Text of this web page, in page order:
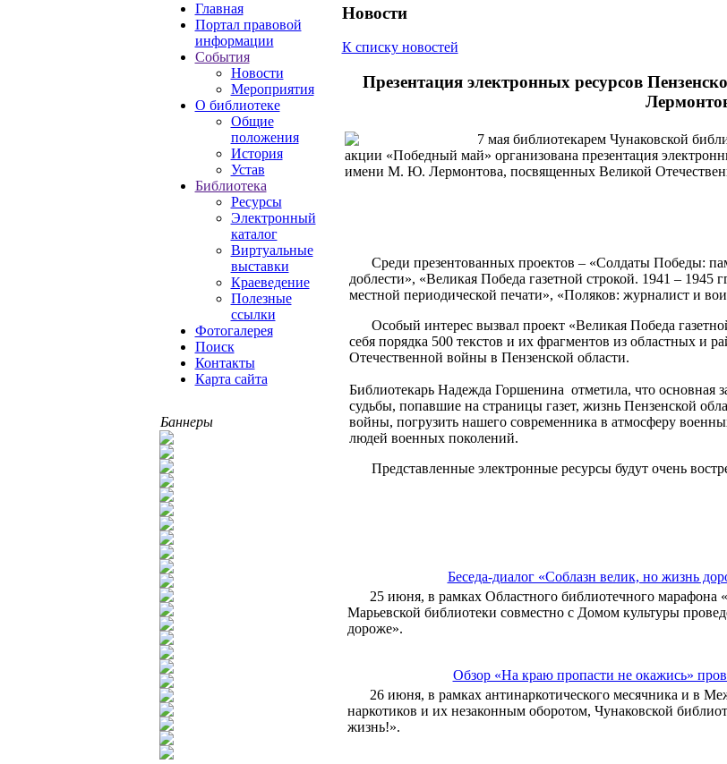
Главная
Портал правовой
информации
События
Новости
Мероприятия
О библиотеке
Общие
положения
История
Устав
Библиотека
Ресурсы
Электронный
каталог
Виртуальные
выставки
Краеведение
Полезные
ссылки
Фотогалерея
Поиск
Контакты
Карта сайта
Баннеры
Новости
К списку новостей
Презентация электронных ресурсов
7 мая библиотекарем Чунаковской
акции «Победный май» организована презентация
имени М. Ю. Лермонтова, посвященных Великой
Среди презентованных проектов – «Солдаты Победы:
доблести», «Великая Победа газетной строкой. 1941 –
местной периодической печати», «Поляков: журналист и
Особый интерес вызвал проект «Великая Победа
себя порядка 500 текстов и их фрагментов из областных и
Отечественной войны в Пензенской области.
Библиотекарь Надежда Горшенина отметила, что основная
судьбы, попавшие на страницы газет, жизнь Пензенской
войны, погрузить нашего современника в атмосферу
людей военных поколений.
Представленные электронные ресурсы будут очень
Беседа-диалог «Соблазн велик, но жизнь
25 июня, в рамках Областного библиотечного
Марьевской библиотеки совместно с Домом культуры
дороже».
Обзор «На краю пропасти не окажись»
26 июня, в рамках антинаркотического месячника и в
наркотиков и их незаконным оборотом, Чунаковской
жизнь!».